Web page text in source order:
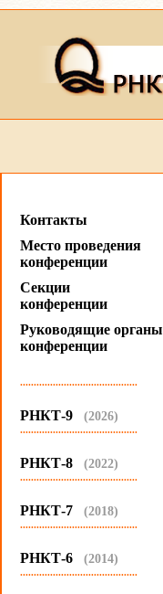
Контакты
Место проведения
конференции
Секции
конференции
Руководящие органы
конференции
...........................................
РНКТ-9 (2026)
...........................................
РНКТ-8 (2022)
...........................................
РНКТ-7 (2018)
...........................................
РНКТ-6 (2014)
...........................................